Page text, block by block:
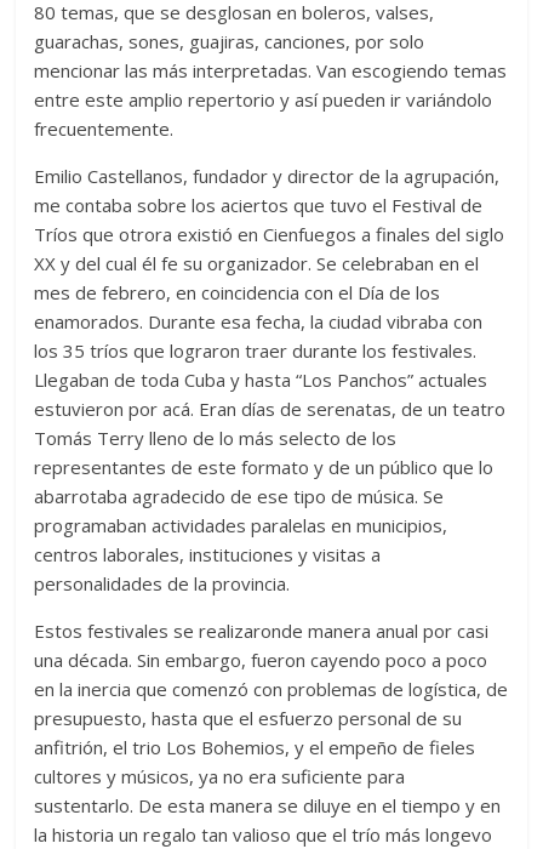
80 temas, que se desglosan en boleros, valses,
guarachas, sones, guajiras, canciones, por solo
mencionar las más interpretadas. Van escogiendo temas
entre este amplio repertorio y así pueden ir variándolo
frecuentemente.
Emilio Castellanos, fundador y director de la agrupación,
me contaba sobre los aciertos que tuvo el Festival de
Tríos que otrora existió en Cienfuegos a finales del siglo
XX y del cual él fe su organizador. Se celebraban en el
mes de febrero, en coincidencia con el Día de los
enamorados. Durante esa fecha, la ciudad vibraba con
los 35 tríos que lograron traer durante los festivales.
Llegaban de toda Cuba y hasta “Los Panchos” actuales
estuvieron por acá. Eran días de serenatas, de un teatro
Tomás Terry lleno de lo más selecto de los
representantes de este formato y de un público que lo
abarrotaba agradecido de ese tipo de música. Se
programaban actividades paralelas en municipios,
centros laborales, instituciones y visitas a
personalidades de la provincia.
Estos festivales se realizaronde manera anual por casi
una década. Sin embargo, fueron cayendo poco a poco
en la inercia que comenzó con problemas de logística, de
presupuesto, hasta que el esfuerzo personal de su
anfitrión, el trio Los Bohemios, y el empeño de fieles
cultores y músicos, ya no era suficiente para
sustentarlo. De esta manera se diluye en el tiempo y en
la historia un regalo tan valioso que el trío más longevo